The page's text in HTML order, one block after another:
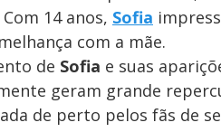
14 anos, Sofia
com a mãe.
de Sofia e suas
geram grande
de perto pelos fãs de